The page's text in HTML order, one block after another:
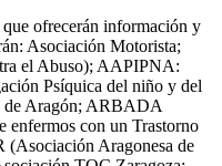
ofrecerán información y
Asociación Motorista;
el Abuso); AAPIPNA:
Psíquica del niño y del
de Aragón; ARBADA
enfermos con un Trastorno
Aragonesa de